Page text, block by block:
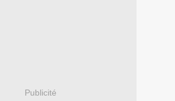
Publicité